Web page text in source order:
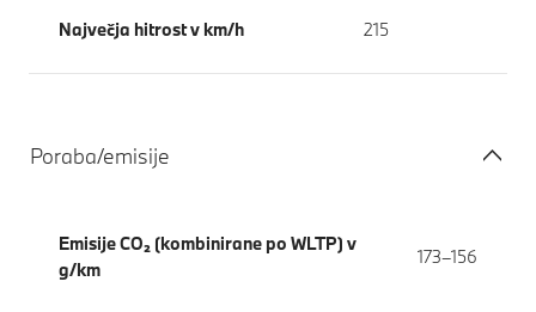
Največja hitrost v km/h 215
Poraba/emisije
Emisije CO₂ (kombinirane po WLTP) v
g/km
173–156